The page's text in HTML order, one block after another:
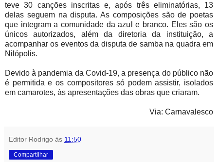
teve 30 canções inscritas e, após três eliminatórias, 13
delas seguem na disputa. As composições são de poetas
que integram a comunidade da azul e branco. Eles são os
únicos autorizados, além da diretoria da instituição, a
acompanhar os eventos da disputa de samba na quadra em
Nilópolis.
Devido à pandemia da Covid-19, a presença do público não
é permitida e os compositores só podem assistir, isolados
em camarotes, às apresentações das obras que criaram.
Via: Carnavalesco
Editor Rodrigo às 11:50
Compartilhar